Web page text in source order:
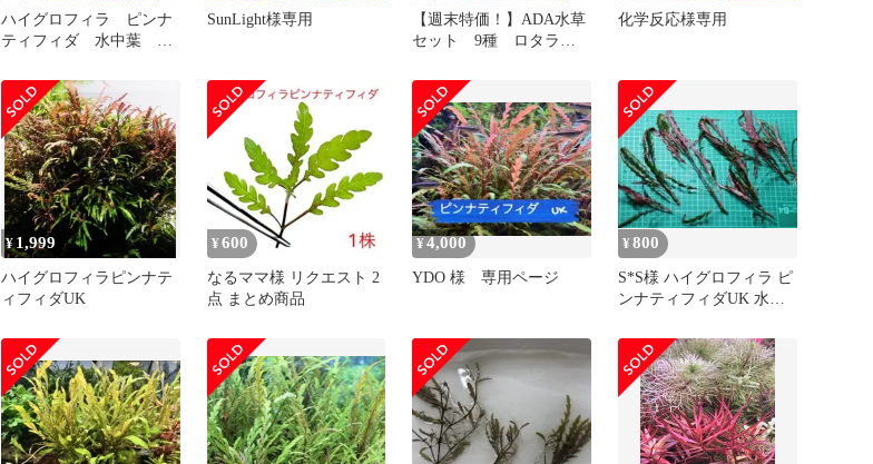
ハイグロフィラ ピンナ
ティフィダ 水中葉 無
SunLight様専用
【週末特価！】ADA水草
セット 9種 ロタラ
化学反応様専用
¥1,999
ハイグロフィラピンナテ
ィフィダUK
¥ 600
なるママ様 リクエスト 2
点 まとめ商品
¥4,000
YDO 様 専用ページ
¥800
S*S様 ハイグロフィラ ピ
ンナティフィダUK 水中